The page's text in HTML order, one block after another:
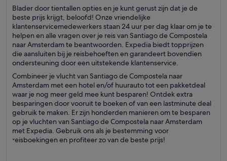
Blader door tientallen opties en je kunt gerust zijn dat je de
beste prijs krijgt, beloofd! Onze vriendelijke
klantenservicemedewerkers staan 24 uur per dag klaar om je te
helpen en alle vragen over je reis van Santiago de Compostela
naar Amsterdam te beantwoorden. Expedia biedt topprijzen
die aansluiten bij je reisbehoeften en garandeert bovendien
ondersteuning door een uitstekende klantenservice.
Combineer je vlucht van Santiago de Compostela naar
Amsterdam met een hotel en/of huurauto tot een pakketdeal
waar je nog meer geld mee kunt besparen! Ontdek extra
besparingen door vooruit te boeken of van een lastminute deal
gebruik te maken. Er zijn honderden manieren om te besparen
op je vluchten van Santiago de Compostela naar Amsterdam
met Expedia. Gebruik ons als je bestemming voor
reisboekingen en profiteer zo van de beste prijs!